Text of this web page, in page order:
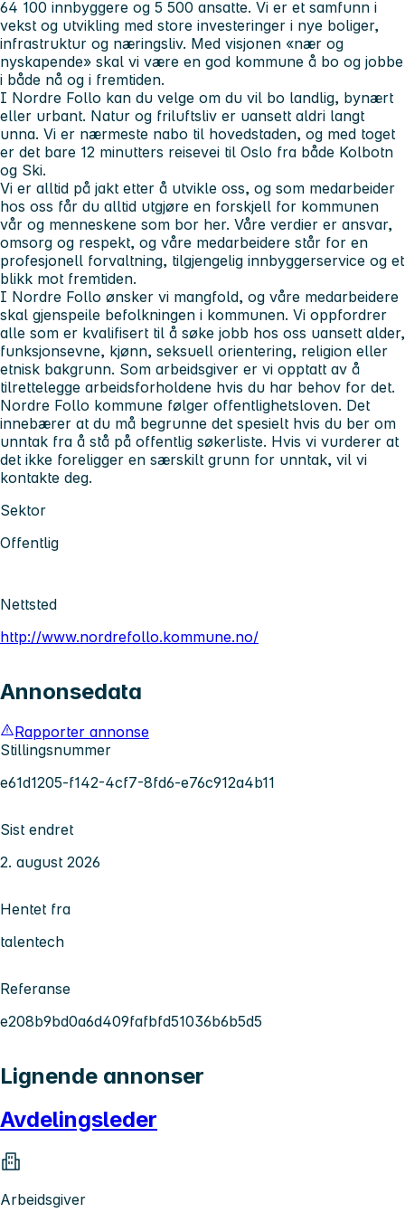
64 100 innbyggere og 5 500 ansatte. Vi er et samfunn i
vekst og utvikling med store investeringer i nye boliger,
infrastruktur og næringsliv. Med visjonen «nær og
nyskapende» skal vi være en god kommune å bo og jobbe
i både nå og i fremtiden.
I Nordre Follo kan du velge om du vil bo landlig, bynært
eller urbant. Natur og friluftsliv er uansett aldri langt
unna. Vi er nærmeste nabo til hovedstaden, og med toget
er det bare 12 minutters reisevei til Oslo fra både Kolbotn
og Ski.
Vi er alltid på jakt etter å utvikle oss, og som medarbeider
hos oss får du alltid utgjøre en forskjell for kommunen
vår og menneskene som bor her. Våre verdier er ansvar,
omsorg og respekt, og våre medarbeidere står for en
profesjonell forvaltning, tilgjengelig innbyggerservice og et
blikk mot fremtiden.
I Nordre Follo ønsker vi mangfold, og våre medarbeidere
skal gjenspeile befolkningen i kommunen. Vi oppfordrer
alle som er kvalifisert til å søke jobb hos oss uansett alder,
funksjonsevne, kjønn, seksuell orientering, religion eller
etnisk bakgrunn. Som arbeidsgiver er vi opptatt av å
tilrettelegge arbeidsforholdene hvis du har behov for det.
Nordre Follo kommune følger offentlighetsloven. Det
innebærer at du må begrunne det spesielt hvis du ber om
unntak fra å stå på offentlig søkerliste. Hvis vi vurderer at
det ikke foreligger en særskilt grunn for unntak, vil vi
kontakte deg.
Sektor
Offentlig
Nettsted
http://www.nordrefollo.kommune.no/
Annonsedata
Rapporter annonse
Stillingsnummer
e61d1205-f142-4cf7-8fd6-e76c912a4b11
Sist endret
2. august 2026
Hentet fra
talentech
Referanse
e208b9bd0a6d409fafbfd51036b6b5d5
Lignende annonser
Avdelingsleder
Arbeidsgiver